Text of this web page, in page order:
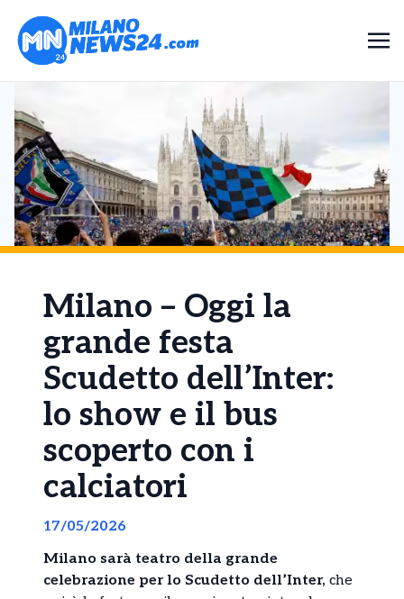
Milano – Oggi la
grande festa
Scudetto dell’Inter:
lo show e il bus
scoperto con i
calciatori
17/05/2026
Milano sarà teatro della grande
celebrazione per lo Scudetto dell’Inter, che